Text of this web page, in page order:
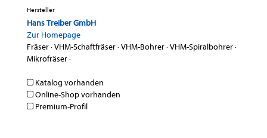
Hersteller
Hans Treiber GmbH
Zur Homepage
Fräser·VHM-Schaftfräser·VHM-Bohrer·VHM-Spiralbohrer·
Mikrofräser·
Katalog vorhanden
Online-Shop vorhanden
Premium-Profil